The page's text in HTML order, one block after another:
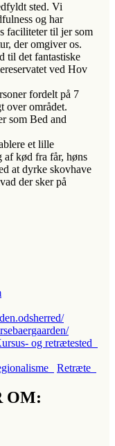
sted. Vi
og har
faciliteter til jer som
der omgiver os.
til det fantastiske
ved Hov
fordelt på 7
over området.
som Bed and
et lille
af kød fra får, høns
at dyrke skovhave
der sker på
og retrætested
Retræte
OM: